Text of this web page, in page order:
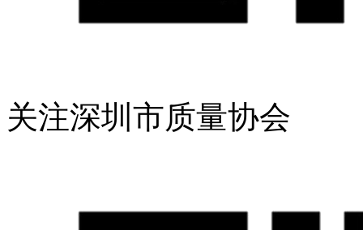
关注深圳市质量协会